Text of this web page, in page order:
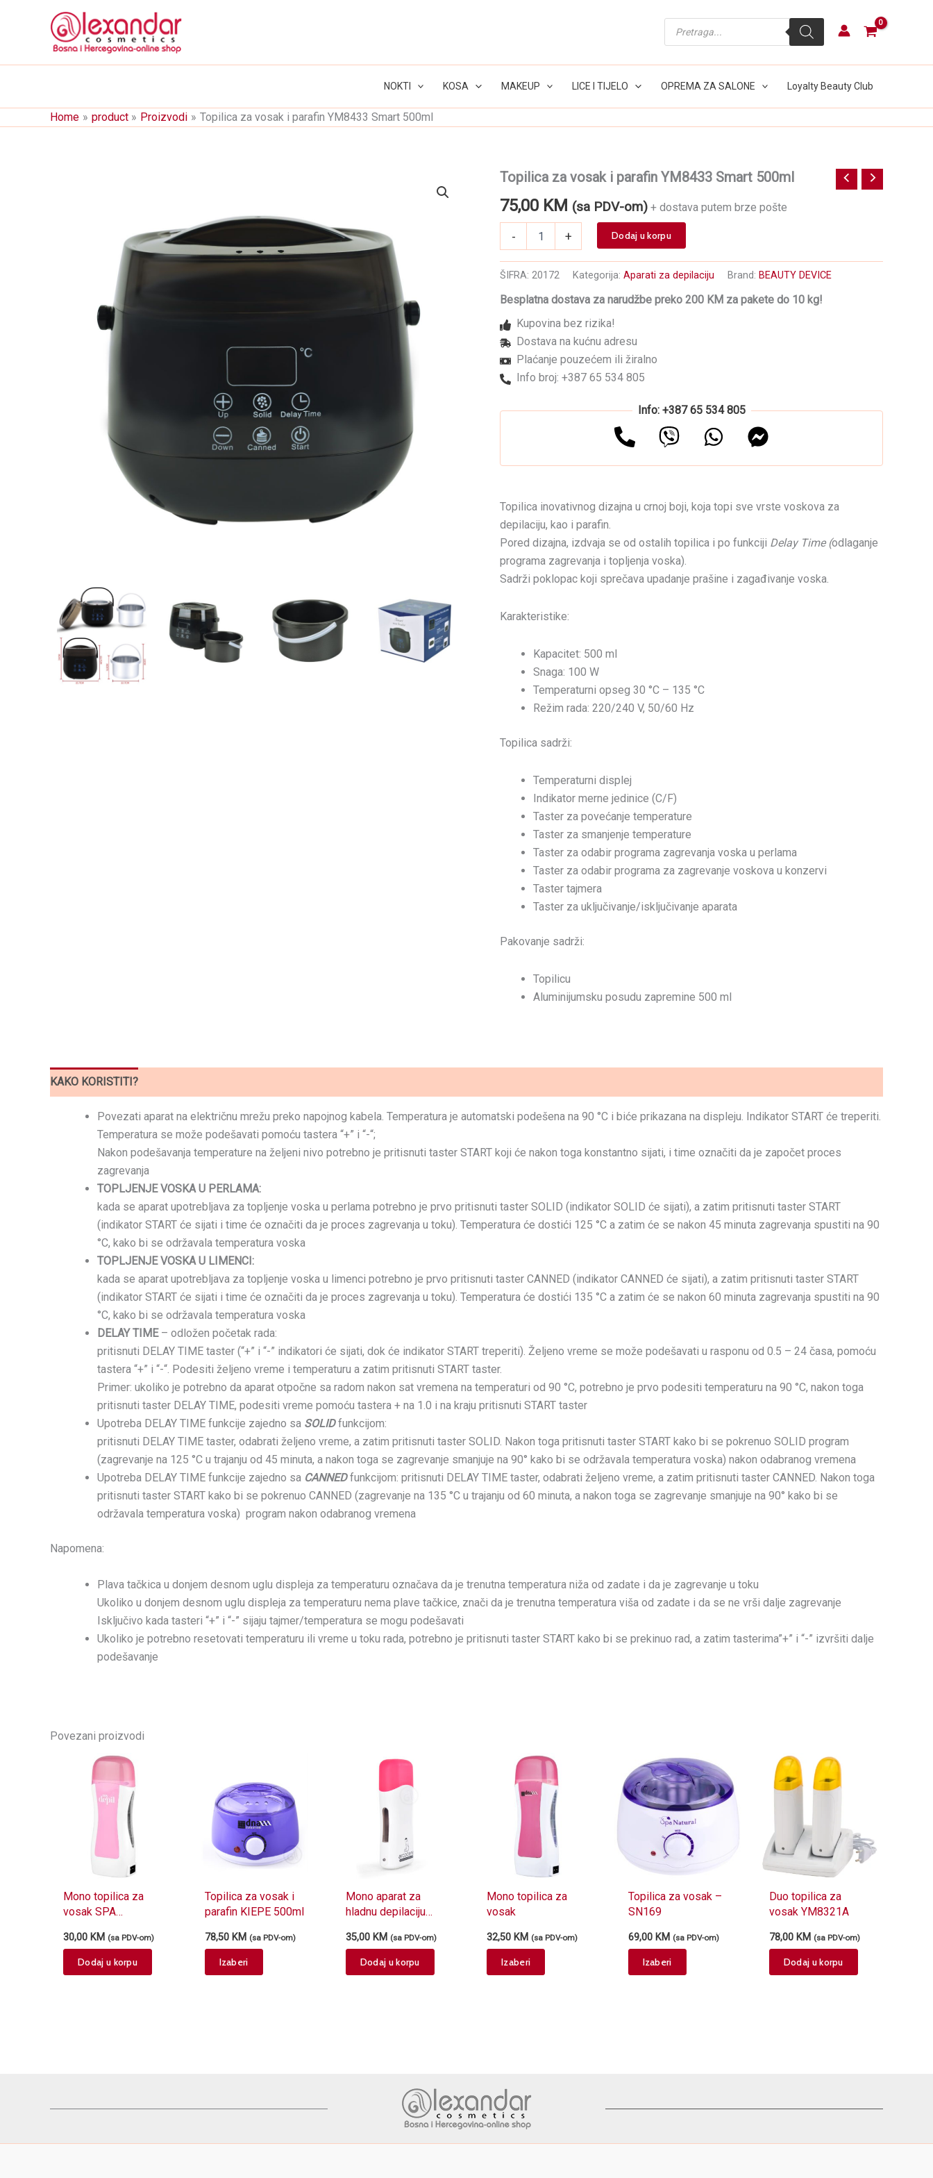
search
NOKTI KOSA MAKEUP LICE I TIJELO OPREMA ZA SALONE Loyalty Beauty Club
Home product Proizvodi Topilica za vosak i parafin YM8433 Smart 500ml
Topilica za vosak i parafin YM8433 Smart 500ml
75,00 KM (sa PDV-om) + dostava putem brze pošte
-
i
YM8433
500ml
količina
+ Dodaj u korpu
ŠIFRA: 20172 Kategorija: Aparati za depilaciju Brand: BEAUTY DEVICE
Besplatna dostava za narudžbe preko 200 KM za pakete do 10 kg!
Kupovina bez rizika!
Dostava na kućnu adresu
Plaćanje pouzećem ili žiralno
Info broj: +387 65 534 805
Info: +387 65 534 805
Topilica inovativnog dizajna u crnoj boji, koja topi sve vrste voskova za
depilaciju, kao i parafin.
Pored dizajna, izdvaja se od ostalih topilica i po funkciji Delay Time (odlaganje
programa zagrevanja i topljenja voska).
Sadrži poklopac koji sprečava upadanje prašine i zagađivanje voska.
Karakteristike:
Kapacitet: 500 ml
Snaga: 100 W
Temperaturni opseg 30 °C – 135 °C
Režim rada: 220/240 V, 50/60 Hz
Topilica sadrži:
Temperaturni displej
Indikator merne jedinice (C/F)
Taster za povećanje temperature
Taster za smanjenje temperature
Taster za odabir programa zagrevanja voska u perlama
Taster za odabir programa za zagrevanje voskova u konzervi
Taster tajmera
Taster za uključivanje/isključivanje aparata
Pakovanje sadrži:
Topilicu
Aluminijumsku posudu zapremine 500 ml
KAKO KORISTITI?
Povezati aparat na električnu mrežu preko napojnog kabela. Temperatura je automatski podešena na 90 °C i biće prikazana na displeju. Indikator START će treperiti.
Temperatura se može podešavati pomoću tastera “+” i “-“;
Nakon podešavanja temperature na željeni nivo potrebno je pritisnuti taster START koji će nakon toga konstantno sijati, i time označiti da je započet proces
zagrevanja
TOPLJENJE VOSKA U PERLAMA:
kada se aparat upotrebljava za topljenje voska u perlama potrebno je prvo pritisnuti taster SOLID (indikator SOLID će sijati), a zatim pritisnuti taster START
(indikator START će sijati i time će označiti da je proces zagrevanja u toku). Temperatura će dostići 125 °C a zatim će se nakon 45 minuta zagrevanja spustiti na 90
°C, kako bi se održavala temperatura voska
TOPLJENJE VOSKA U LIMENCI:
kada se aparat upotrebljava za topljenje voska u limenci potrebno je prvo pritisnuti taster CANNED (indikator CANNED će sijati), a zatim pritisnuti taster START
(indikator START će sijati i time će označiti da je proces zagrevanja u toku). Temperatura će dostići 135 °C a zatim će se nakon 60 minuta zagrevanja spustiti na 90
°C, kako bi se održavala temperatura voska
DELAY TIME– odložen početak rada:
pritisnuti DELAY TIME taster (“+” i “-” indikatori će sijati, dok će indikator START treperiti). Željeno vreme se može podešavati u rasponu od 0.5 – 24 časa, pomoću
tastera “+” i “-“. Podesiti željeno vreme i temperaturu a zatim pritisnuti START taster.
Primer: ukoliko je potrebno da aparat otpočne sa radom nakon sat vremena na temperaturi od 90 °C, potrebno je prvo podesiti temperaturu na 90 °C, nakon toga
pritisnuti taster DELAY TIME, podesiti vreme pomoću tastera + na 1.0 i na kraju pritisnuti START taster
Upotreba DELAY TIME funkcije zajedno sa SOLIDfunkcijom:
pritisnuti DELAY TIME taster, odabrati željeno vreme, a zatim pritisnuti taster SOLID. Nakon toga pritisnuti taster START kako bi se pokrenuo SOLID program
(zagrevanje na 125 °C u trajanju od 45 minuta, a nakon toga se zagrevanje smanjuje na 90° kako bi se održavala temperatura voska) nakon odabranog vremena
Upotreba DELAY TIME funkcije zajedno sa CANNEDfunkcijom: pritisnuti DELAY TIME taster, odabrati željeno vreme, a zatim pritisnuti taster CANNED. Nakon toga
pritisnuti taster START kako bi se pokrenuo CANNED (zagrevanje na 135 °C u trajanju od 60 minuta, a nakon toga se zagrevanje smanjuje na 90° kako bi se
održavala temperatura voska) program nakon odabranog vremena
Napomena:
Plava tačkica u donjem desnom uglu displeja za temperaturu označava da je trenutna temperatura niža od zadate i da je zagrevanje u toku
Ukoliko u donjem desnom uglu displeja za temperaturu nema plave tačkice, znači da je trenutna temperatura viša od zadate i da se ne vrši dalje zagrevanje
Isključivo kada tasteri “+” i “-” sijaju tajmer/temperatura se mogu podešavati
Ukoliko je potrebno resetovati temperaturu ili vreme u toku rada, potrebno je pritisnuti taster START kako bi se prekinuo rad, a zatim tasterima”+” i “-” izvršiti dalje
podešavanje
Povezani proizvodi
Mono topilica za
vosak SPA
MD01 roze
30,00 KM (sa PDV-om)
Dodaj u korpu
Topilica za vosak i
parafin KIEPE 500ml
78,50 KM (sa PDV-om)
Izaberi
product
Mono aparat za
hladnu depilaciju
patrone od 100g
35,00 KM (sa PDV-om)
Dodaj u korpu
Mono topilica za
vosak
32,50 KM (sa PDV-om)
Izaberi
product
Topilica za vosak –
SN169
69,00 KM (sa PDV-om)
Izaberi
product
Duo topilica za
vosak YM8321A
78,00 KM (sa PDV-om)
Dodaj u korpu
YM8433
500ml